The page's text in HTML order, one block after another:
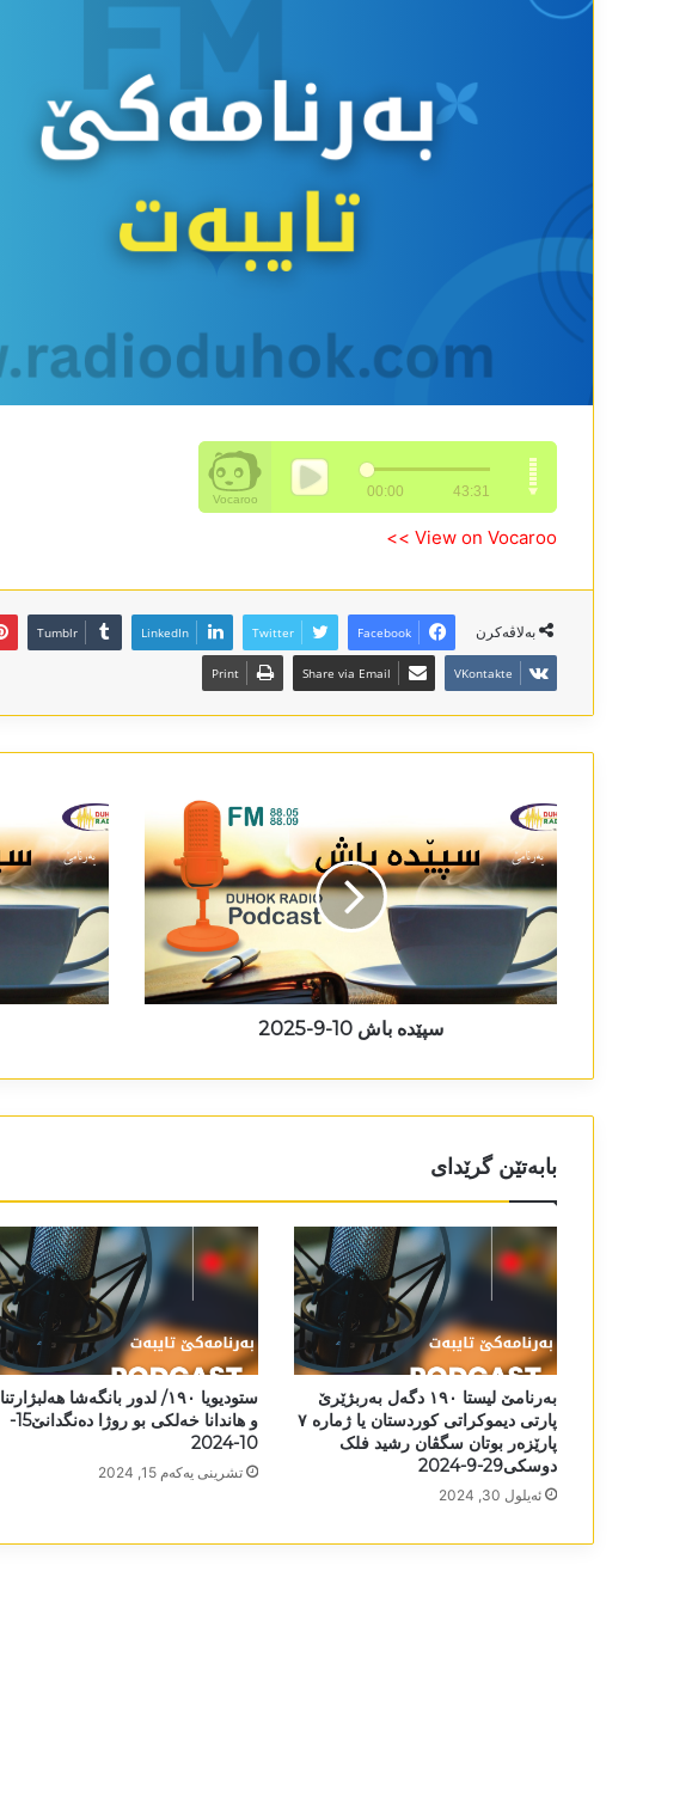
View on Vocaroo >>
بەلاڤەکرن Facebook
Twitter
LinkedIn
Tumblr
VKontakte
Share via Email
Print
سپێدە باش 10-9-2025
بابەتێن گرێدای
بەرنامێ لیستا ١٩٠ دگەل بەربژێرێ
پارتی دیموکراتی کوردستان یا ژمارە ٧
پارێزەر بوتان سگڤان رشید فلک
دوسکی29-9-2024
ئه‌یلول 30, 2024
ستودیویا ١٩٠/ لدور بانگەشا ھەلبژارتنا
و ھاندانا خەلکی بو روژا دەنگدانێ15-
10-2024
تشرینی یه‌كه‌م 15, 2024